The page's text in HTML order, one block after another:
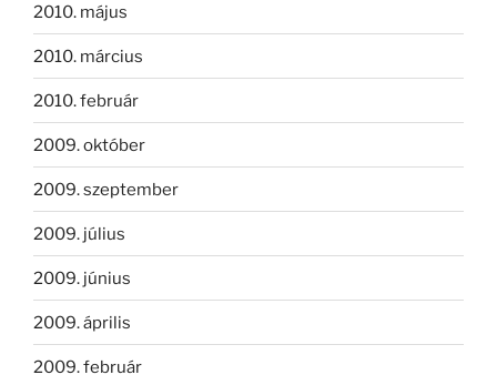
2010. május
2010. március
2010. február
2009. október
2009. szeptember
2009. július
2009. június
2009. április
2009. február